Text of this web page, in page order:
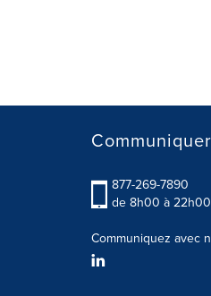
877-269-7890
de 8h00 à 22h00
Communiquez avec